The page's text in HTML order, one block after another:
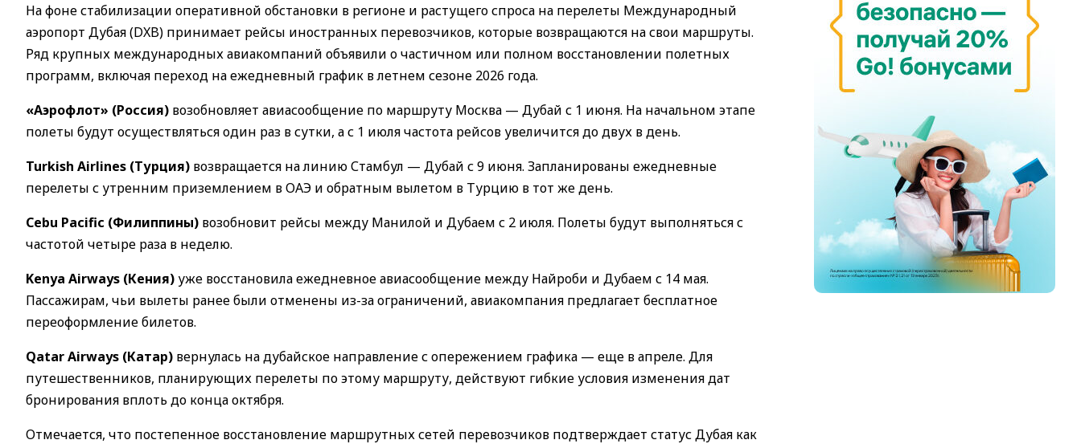
На фоне стабилизации оперативной обстановки в регионе и растущего спроса на перелеты Международный
аэропорт Дубая (DXB) принимает рейсы иностранных перевозчиков, которые возвращаются на свои маршруты.
Ряд крупных международных авиакомпаний объявили о частичном или полном восстановлении полетных
программ, включая переход на ежедневный график в летнем сезоне 2026 года.
«Аэрофлот» (Россия) возобновляет авиасообщение по маршруту Москва — Дубай с 1 июня. На начальном этапе
полеты будут осуществляться один раз в сутки, а с 1 июля частота рейсов увеличится до двух в день.
Turkish Airlines (Турция) возвращается на линию Стамбул — Дубай с 9 июня. Запланированы ежедневные
перелеты с утренним приземлением в ОАЭ и обратным вылетом в Турцию в тот же день.
Cebu Pacific (Филиппины) возобновит рейсы между Манилой и Дубаем с 2 июля. Полеты будут выполняться с
частотой четыре раза в неделю.
Kenya Airways (Кения) уже восстановила ежедневное авиасообщение между Найроби и Дубаем с 14 мая.
Пассажирам, чьи вылеты ранее были отменены из-за ограничений, авиакомпания предлагает бесплатное
переоформление билетов.
Qatar Airways (Катар) вернулась на дубайское направление с опережением графика — еще в апреле. Для
путешественников, планирующих перелеты по этому маршруту, действуют гибкие условия изменения дат
бронирования вплоть до конца октября.
Отмечается, что постепенное восстановление маршрутных сетей перевозчиков подтверждает статус Дубая как